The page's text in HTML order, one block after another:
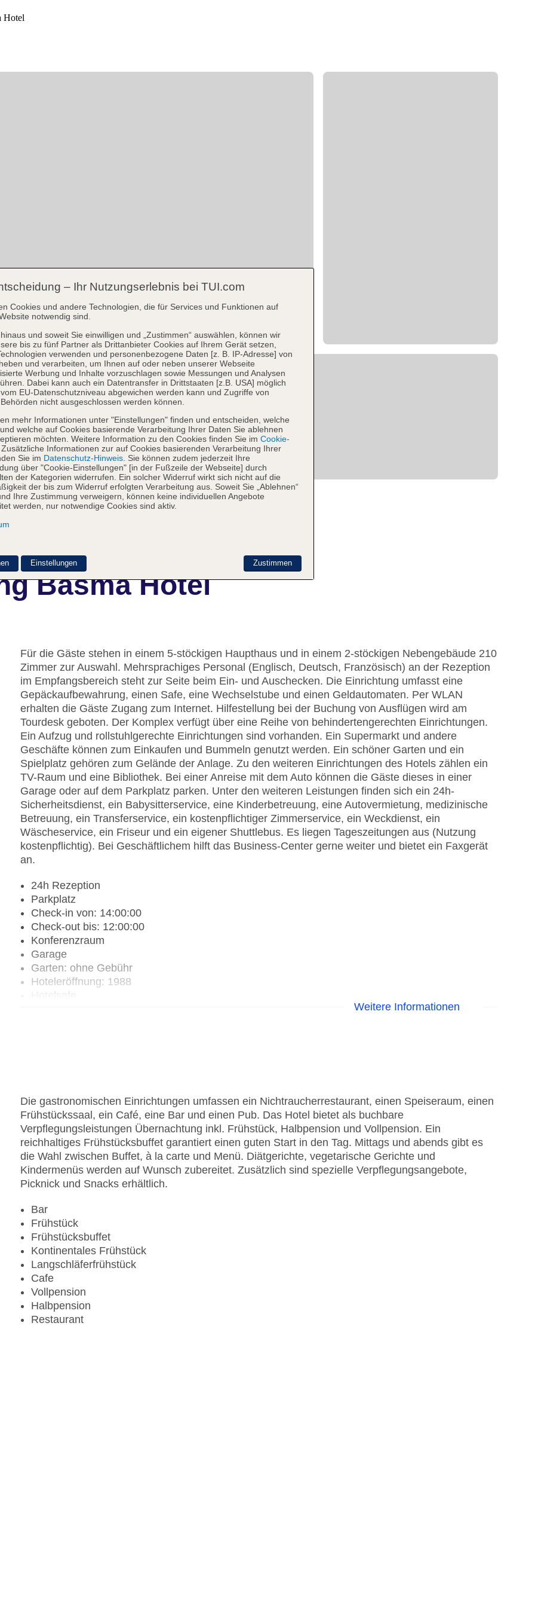
Basma Hotel
Für die Gäste stehen in einem 5-stöckigen Haupthaus und in einem 2-stöckigen Nebengebäude 210
Zimmer zur Auswahl. Mehrsprachiges Personal (Englisch, Deutsch, Französisch) an der Rezeption
im Empfangsbereich steht zur Seite beim Ein- und Auschecken. Die Einrichtung umfasst eine
Gepäckaufbewahrung, einen Safe, eine Wechselstube und einen Geldautomaten. Per WLAN
erhalten die Gäste Zugang zum Internet. Hilfestellung bei der Buchung von Ausflügen wird am
Tourdesk geboten. Der Komplex verfügt über eine Reihe von behindertengerechten Einrichtungen.
Ein Aufzug und rollstuhlgerechte Einrichtungen sind vorhanden. Ein Supermarkt und andere
Geschäfte können zum Einkaufen und Bummeln genutzt werden. Ein schöner Garten und ein
Spielplatz gehören zum Gelände der Anlage. Zu den weiteren Einrichtungen des Hotels zählen ein
TV-Raum und eine Bibliothek. Bei einer Anreise mit dem Auto können die Gäste dieses in einer
Garage oder auf dem Parkplatz parken. Unter den weiteren Leistungen finden sich ein 24h-
Sicherheitsdienst, ein Babysitterservice, eine Kinderbetreuung, eine Autovermietung, medizinische
Betreuung, ein Transferservice, ein kostenpflichtiger Zimmerservice, ein Weckdienst, ein
Wäscheservice, ein Friseur und ein eigener Shuttlebus. Es liegen Tageszeitungen aus (Nutzung
kostenpflichtig). Bei Geschäftlichem hilft das Business-Center gerne weiter und bietet ein Faxgerät
an.
24h Rezeption
Parkplatz
Check-in von: 14:00:00
Check-out bis: 12:00:00
Konferenzraum
Garage
Garten: ohne Gebühr
Hoteleröffnung: 1988
Hotelsafe
Sonnenterrasse
Gesamtanzahl der Stockwerke: 5
Gesamtanzahl der Zimmer: 210
Pools:Outdoor Pool, Sonnenschirme am Pool, Liegen am Pool
Zahlungsarten: American Express, Diners Club, Mastercard, Visa
Landeskategorie: 4 Sterne
Weitere Informationen
Die gastronomischen Einrichtungen umfassen ein Nichtraucherrestaurant, einen Speiseraum, einen
Frühstückssaal, ein Café, eine Bar und einen Pub. Das Hotel bietet als buchbare
Verpflegungsleistungen Übernachtung inkl. Frühstück, Halbpension und Vollpension. Ein
reichhaltiges Frühstücksbuffet garantiert einen guten Start in den Tag. Mittags und abends gibt es
die Wahl zwischen Buffet, à la carte und Menü. Diätgerichte, vegetarische Gerichte und
Kindermenüs werden auf Wunsch zubereitet. Zusätzlich sind spezielle Verpflegungsangebote,
Picknick und Snacks erhältlich.
Bar
Frühstück
Frühstücksbuffet
Kontinentales Frühstück
Langschläferfrühstück
Cafe
Vollpension
Halbpension
Restaurant
– Ihr Nutzungserlebnis bei TUI.com
Cookies und andere Technologien, die für Services und Funktionen auf
notwendig sind.
und soweit Sie einwilligen und „Zustimmen“ auswählen, können wir
bis zu fünf Partner als Drittanbieter Cookies auf Ihrem Gerät setzen,
verwenden und personenbezogene Daten [z. B. IP-Adresse] von
und verarbeiten, um Ihnen auf oder neben unserer Webseite
Werbung und Inhalte vorzuschlagen sowie Messungen und Analysen
Dabei kann auch ein Datentransfer in Drittstaaten [z.B. USA] möglich
EU-Datenschutzniveau abgewichen werden kann und Zugriffe von
nicht ausgeschlossen werden können.
mehr Informationen unter "Einstellungen" finden und entscheiden, welche
welche auf Cookies basierende Verarbeitung Ihrer Daten Sie ablehnen
möchten. Weitere Information zu den Cookies finden Sie im Cookie-
. Zusätzliche Informationen zur auf Cookies basierenden Verarbeitung Ihrer
Sie im Datenschutz-Hinweis . Sie können zudem jederzeit Ihre
über "Cookie-Einstellungen" [in der Fußzeile der Webseite] durch
der Kategorien widerrufen. Ein solcher Widerruf wirkt sich nicht auf die
der bis zum Widerruf erfolgten Verarbeitung aus. Soweit Sie „Ablehnen“
Ihre Zustimmung verweigern, können keine individuellen Angebote
werden, nur notwendige Cookies sind aktiv.
Zustimmen
Einstellungen